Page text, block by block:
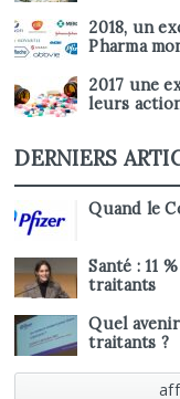
2018, un
Pharma
2017 une
leurs
DERNIERS
Quand le
Santé : 11
traitants
Quel
traitants ?